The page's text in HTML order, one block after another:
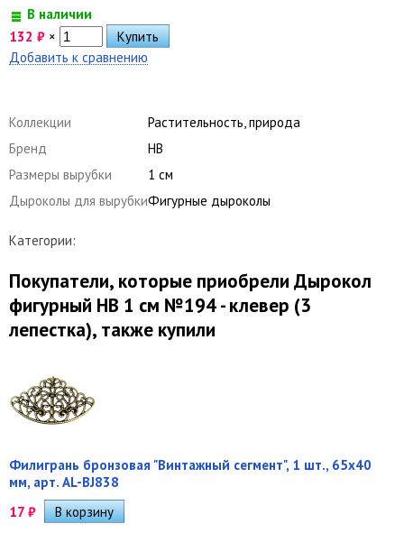
В наличии
132 ₽ ×
Добавить к сравнению
Коллекции
Растительность, природа
Бренд
HB
Размеры вырубки
1 см
Дыроколы для вырубкиФигурные дыроколы
Категории:
Покупатели, которые приобрели Дырокол
фигурный HB 1 см №194 - клевер (3
лепестка), также купили
Филигрань бронзовая "Винтажный сегмент", 1 шт., 65х40
мм, арт. AL-BJ838
17 ₽